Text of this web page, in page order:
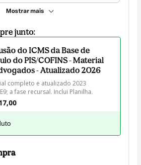
Mostrar mais
junto:
do ICMS da Base de
do PIS/COFINS - Material
- Atualizado 2026
completo e atualizado 2023
a fase recursal. Inclui Planilha.